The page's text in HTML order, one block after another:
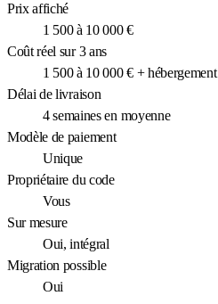
Prix affiché
1 500 à 10 000 €
Coût réel sur 3 ans
1 500 à 10 000 € + hébergement
Délai de livraison
4 semaines en moyenne
Modèle de paiement
Unique
Propriétaire du code
Vous
Sur mesure
Oui, intégral
Migration possible
Oui